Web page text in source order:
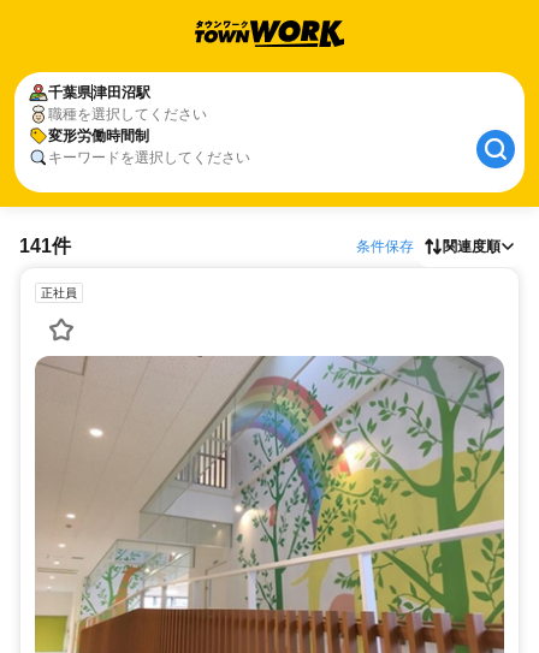
千葉県津田沼駅
職種を選択してください
変形労働時間制
キーワードを選択してください
141件 条件保存 関連度順
正社員